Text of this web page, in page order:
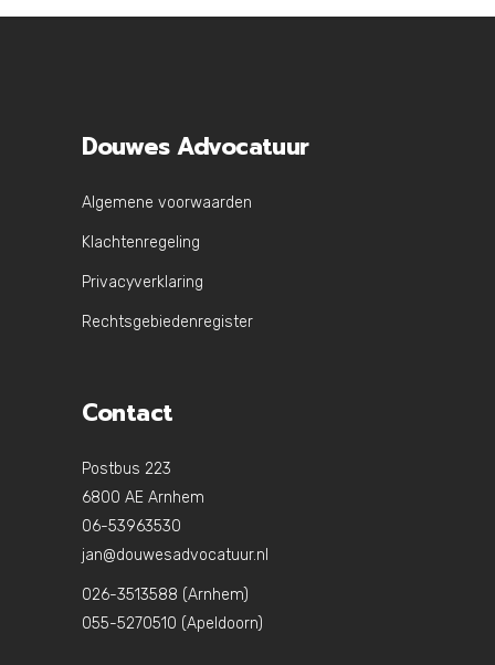
Douwes Advocatuur
Algemene voorwaarden
Klachtenregeling
Privacyverklaring
Rechtsgebiedenregister
Contact
Postbus 223
6800 AE Arnhem
06-53963530
jan@douwesadvocatuur.nl
026-3513588 (Arnhem)
055-5270510 (Apeldoorn)